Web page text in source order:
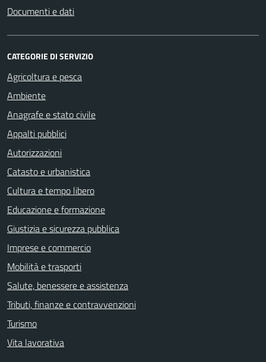
Documenti e dati
CATEGORIE DI SERVIZIO
Agricoltura e pesca
Ambiente
Anagrafe e stato civile
Appalti pubblici
Autorizzazioni
Catasto e urbanistica
Cultura e tempo libero
Educazione e formazione
Giustizia e sicurezza pubblica
Imprese e commercio
Mobilità e trasporti
Salute, benessere e assistenza
Tributi, finanze e contravvenzioni
Turismo
Vita lavorativa